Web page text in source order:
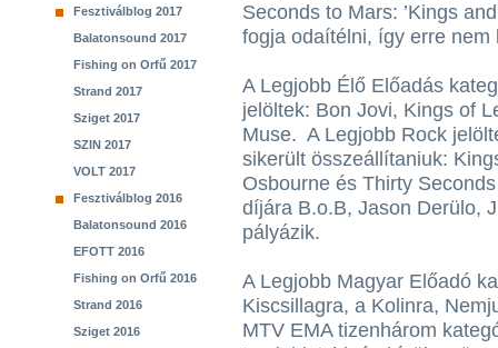
Fesztiválblog 2017
Balatonsound 2017
Fishing on Orfű 2017
Strand 2017
Sziget 2017
SZIN 2017
VOLT 2017
Fesztiválblog 2016
Balatonsound 2016
EFOTT 2016
Fishing on Orfű 2016
Strand 2016
Sziget 2016
Seconds to Mars: ’Kings
fogja odaítélni, így erre nem
A Legjobb Élő Előadás
jelöltek: Bon Jovi, Kings of
Muse. A Legjobb Rock
sikerült összeállítaniuk:
Osbourne és Thirty
díjára B.o.B, Jason Derülo,
pályázik.
A Legjobb Magyar Előadó
Kiscsillagra, a Kolinra,
MTV EMA tizenhárom